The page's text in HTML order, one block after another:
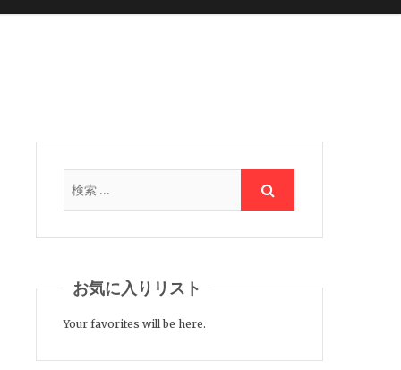
お気に入りリスト
Your favorites will be here.